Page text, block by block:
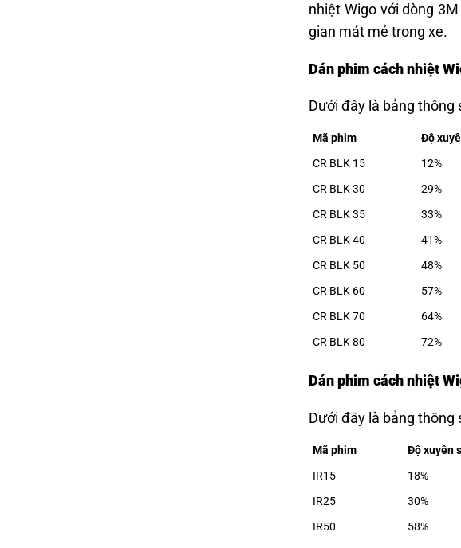
nhiệt Wigo với dòng
gian mát mẻ trong xe.
Dán phim cách nhiệt
Dưới đây là bảng
Mã phim Độ
CR BLK 15
12%
CR BLK 30
29%
CR BLK 35
33%
CR BLK 40
41%
CR BLK 50
48%
CR BLK 60
57%
CR BLK 70
64%
CR BLK 80
72%
Dán phim cách nhiệt
Dưới đây là bảng thông
Mã phim Độ xuyên
IR15
18%
IR25
30%
IR50
58%